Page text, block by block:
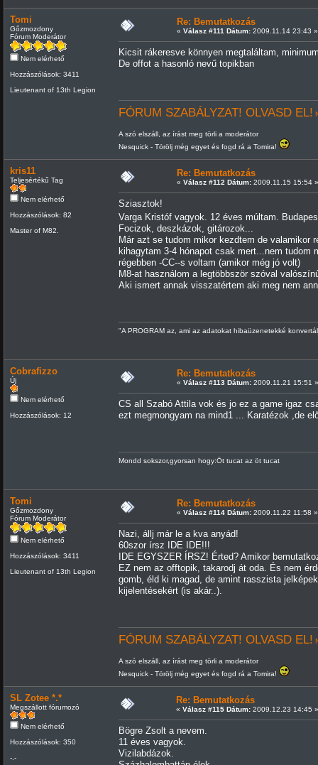
Tomi
Gőzmozdony
Fórum Moderátor
Nem elérhető
Hozzászólások: 3411
Lieutenant of 13th Legion
Re: Bemutatkozás
« Válasz #111 Dátum:2009.11.14 23:43 »
Kicsit rákeresve könnyen megtaláltam,
De offot a hasonló nevű topikban
FÓRUM SZABÁLYZAT! OLVASD EL!
A szó elszáll, az írást meg törli a moderátor
Nesquick - Törölj még egyet és fogd rá a Tomira!
kris11
Teljesértékű Tag
Nem elérhető
Hozzászólások: 82
Master of M82.
Re: Bemutatkozás
« Válasz #112 Dátum:2009.11.15 15:54 »
Sziasztok!
Varga Kristóf vagyok. 12 éves múltam.
Focizok, deszkázok, gitározok...
Már azt se tudom mikor kezdtem de valamikor
kihagytam 3-4 hónapot csak mert...nem tudom
régebben -CC--s voltam (amikor még jó volt)
M8-at használom a legtöbbször szóval
Aki ismert annak visszatértem aki meg nem
"A PROGRAM az, ami az adatokat hibaüzenetekké
Cobrafizzo
Új
Nem elérhető
Hozzászólások: 12
Re: Bemutatkozás
« Válasz #113 Dátum:2009.11.21 15:51 »
CS all Szabó Attila vok és jo ez a game igaz
ezt megmongyam na mind1 ... Karatézok ,de
Mondd sokszor,gyorsan hogy:Öt tucat az öt tucat
Tomi
Gőzmozdony
Fórum Moderátor
Nem elérhető
Hozzászólások: 3411
Lieutenant of 13th Legion
Re: Bemutatkozás
« Válasz #114 Dátum:2009.11.22 11:58 »
Nazi, állj már le a kva anyád!
60szor írsz IDE IDE!!!
IDE EGYSZER ÍRSZ! Érted? Amikor
EZ nem az offtopik, takarodj át oda. És nem
gomb, éld ki magad, de amint rasszista
kijelentésekért (is akár..).
FÓRUM SZABÁLYZAT! OLVASD EL!
A szó elszáll, az írást meg törli a moderátor
Nesquick - Törölj még egyet és fogd rá a Tomira!
SL Zotee *.*
Megszállott fórumozó
Nem elérhető
Hozzászólások: 350
-.-
Re: Bemutatkozás
« Válasz #115 Dátum:2009.12.23 14:45 »
Bögre Zsolt a nevem.
11 éves vagyok.
Vizilabdázok.